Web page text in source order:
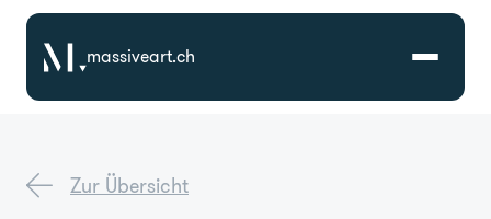
massiveart.ch
Zur Übersicht